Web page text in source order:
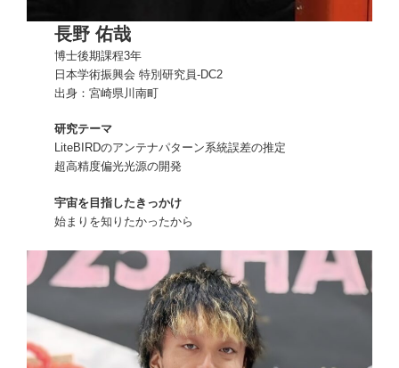
長野 佑哉
博士後期課程3年
日本学術振興会 特別研究員-DC2
出身：宮崎県川南町
研究テーマ
LiteBIRDのアンテナパターン系統誤差の推定
超高精度偏光光源の開発
宇宙を目指したきっかけ
始まりを知りたかったから